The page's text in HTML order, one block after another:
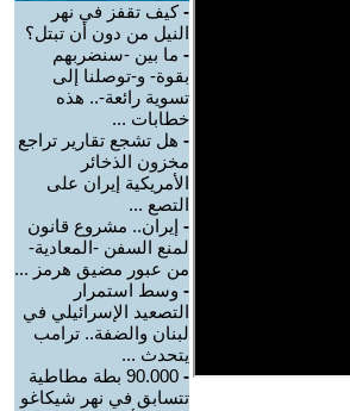
-كيف تقفز في نهر
النيل من دون أن تبتل؟
- ما بين -سنضربهم
بقوة- و-توصلنا إلى
تسوية رائعة-.. هذه
خطابات ...
- هل تشجع تقارير تراجع
مخزون الذخائر
الأمريكية إيران على
التصع ...
- إيران.. مشروع قانون
لمنع السفن -المعادية-
من عبور مضيق هرمز ...
- وسط استمرار
التصعيد الإسرائيلي في
لبنان والضفة.. ترامب
يتحدث ...
-
90.000 بطة مطاطية
تتسابق في نهر شيكاغو